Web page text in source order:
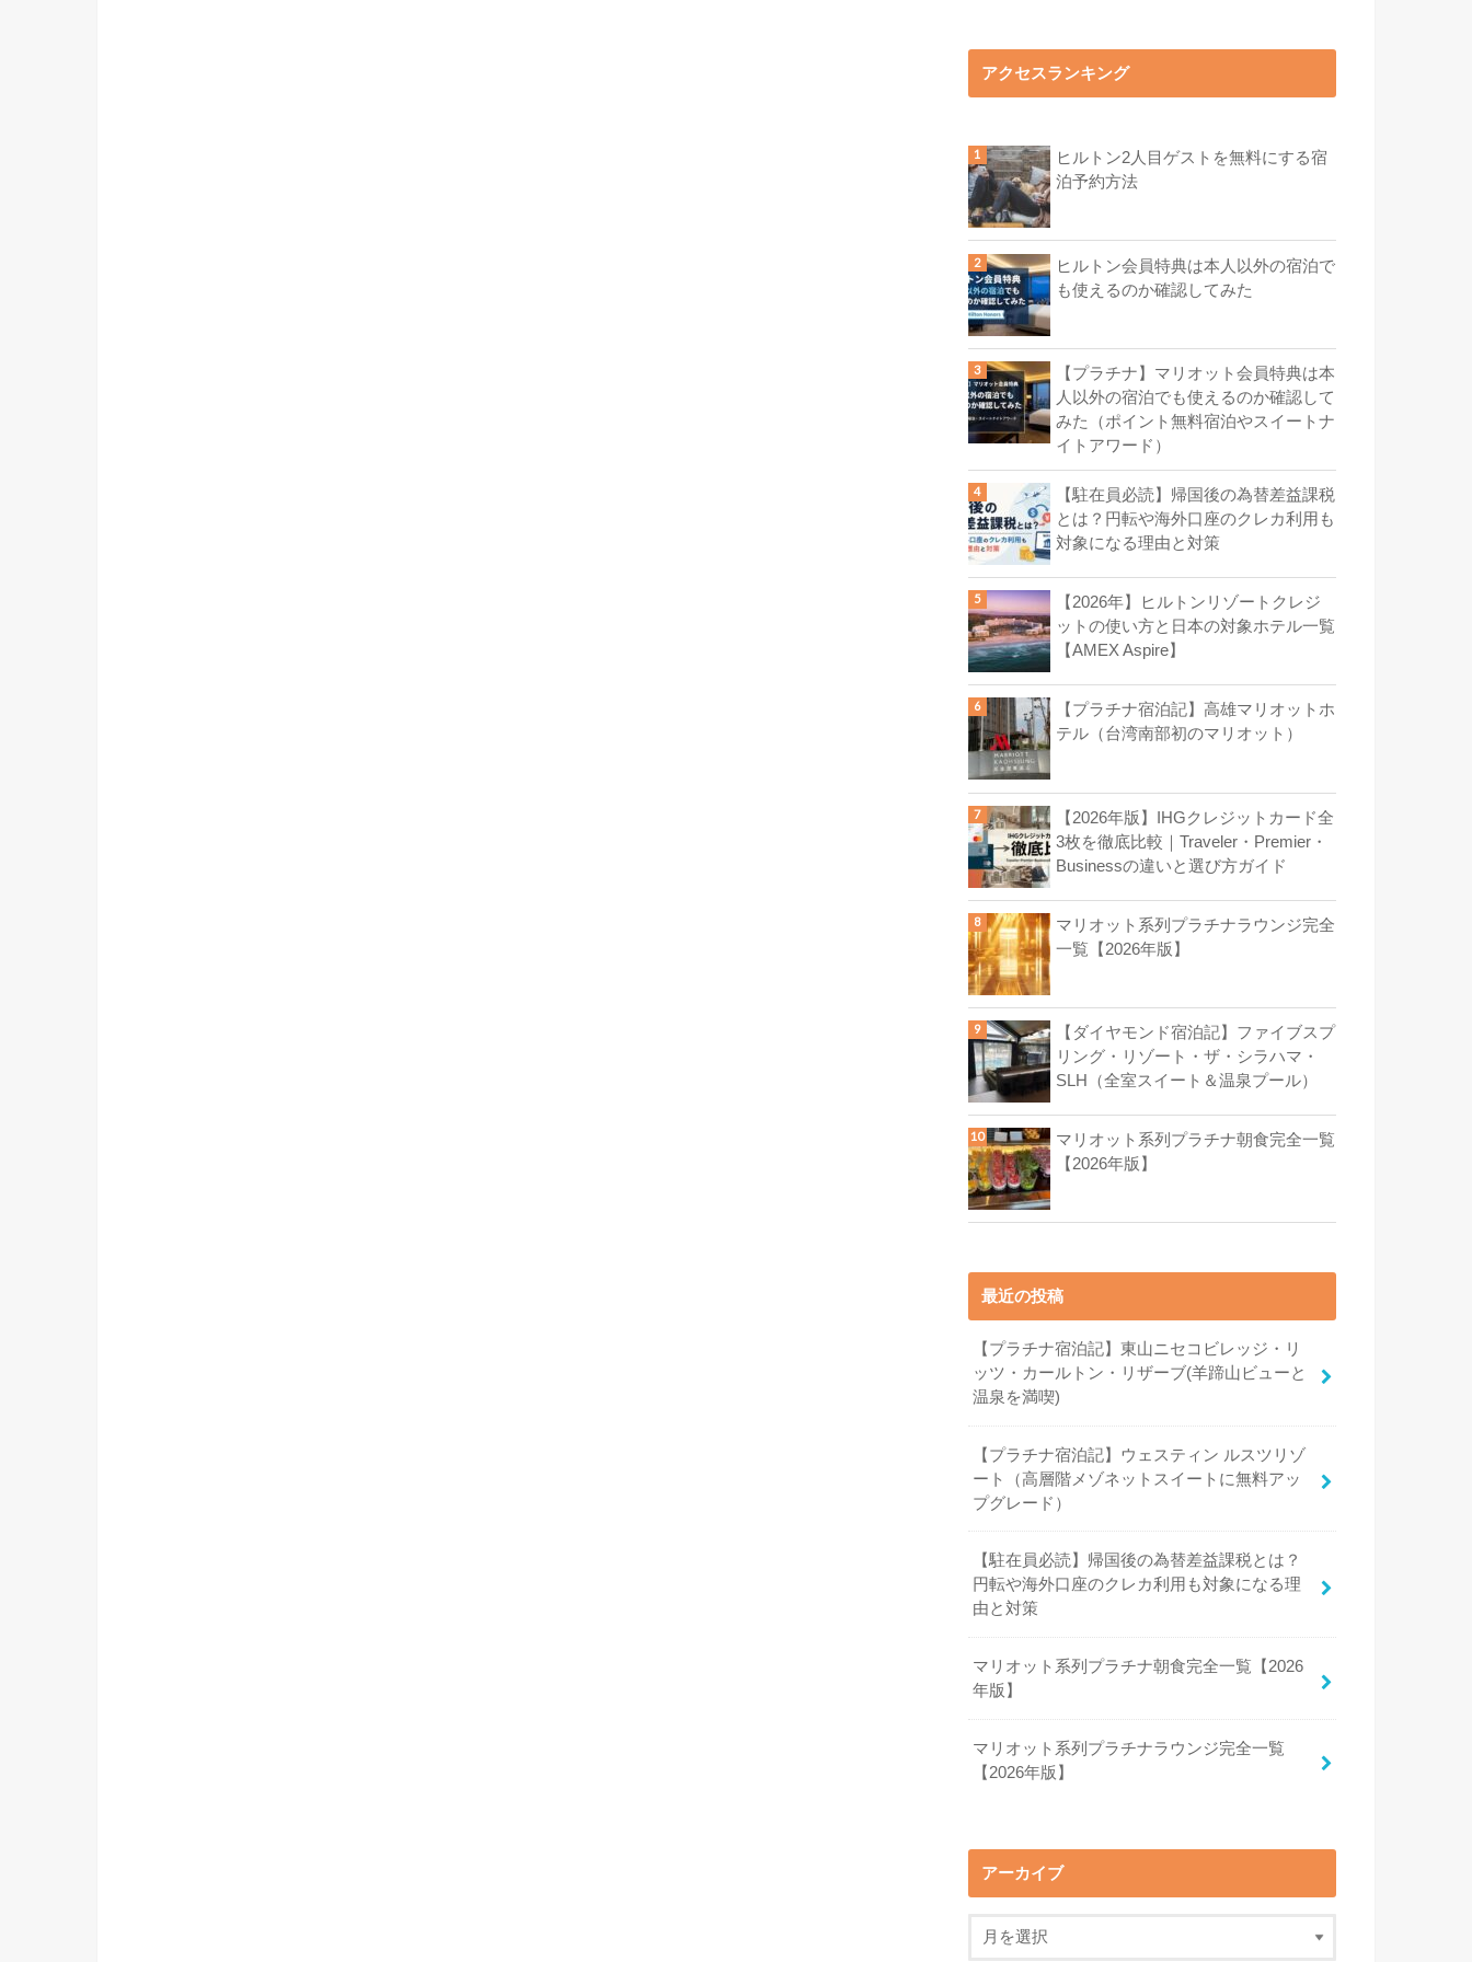
アクセスランキング
ヒルトン2人目ゲストを無料にする宿
泊予約方法
ヒルトン会員特典は本人以外の宿泊で
も使えるのか確認してみた
【プラチナ】マリオット会員特典は本
人以外の宿泊でも使えるのか確認して
みた（ポイント無料宿泊やスイートナ
イトアワード）
【駐在員必読】帰国後の為替差益課税
とは？円転や海外口座のクレカ利用も
対象になる理由と対策
【2026年】ヒルトンリゾートクレジ
ットの使い方と日本の対象ホテル一覧
【AMEX Aspire】
【プラチナ宿泊記】高雄マリオットホ
テル（台湾南部初のマリオット）
【2026年版】IHGクレジットカード全
3枚を徹底比較｜Traveler・Premier・
Businessの違いと選び方ガイド
マリオット系列プラチナラウンジ完全
一覧【2026年版】
【ダイヤモンド宿泊記】ファイブスプ
リング・リゾート・ザ・シラハマ・
SLH（全室スイート＆温泉プール）
マリオット系列プラチナ朝食完全一覧
【2026年版】
最近の投稿
【プラチナ宿泊記】東山ニセコビレッジ・リ
ッツ・カールトン・リザーブ(羊蹄山ビューと
温泉を満喫)
【プラチナ宿泊記】ウェスティン ルスツリゾ
ート（高層階メゾネットスイートに無料アッ
プグレード）
【駐在員必読】帰国後の為替差益課税とは？
円転や海外口座のクレカ利用も対象になる理
由と対策
マリオット系列プラチナ朝食完全一覧【2026
年版】
マリオット系列プラチナラウンジ完全一覧
【2026年版】
アーカイブ